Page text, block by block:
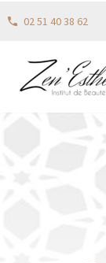
02 51 40 38 62